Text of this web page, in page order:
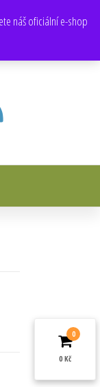
náš oficiální e-shop
0
0 Kč